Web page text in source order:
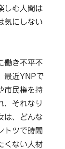
しむ人間は
気にしない
働き不平不
最近YNPで
市民権を持
、それなり
は、どんな
トツで時間
くない人材